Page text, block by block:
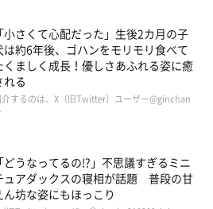
「小さくて心配だった」生後2カ月の子
は約6年後、ゴハンをモリモリ食べて
くましく成長！優しさあふれる姿に癒
れる
するのは、X（旧Twitter）ユーザー@ginchan
「どうなってるの!?」不思議すぎるミニ
ュアダックスの寝相が話題 普段の甘
ん坊な姿にもほっこり